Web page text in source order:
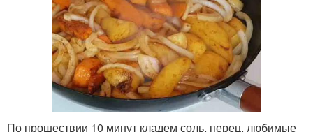
По прошествии 10 минут кладем соль, перец, любимые